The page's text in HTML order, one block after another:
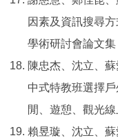
因素及資訊搜尋
學術研討會論文集
陳忠杰、沈立、
中式特教班選擇
閒、遊憩、觀光
賴昱璇、沈立、